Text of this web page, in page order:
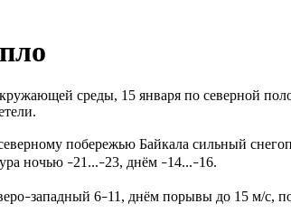
среды, 15 января по северной
побережью Байкала сильный
ночью –21...–23, днём –14...–16.
–западный 6–11, днём порывы до 15 м/с,